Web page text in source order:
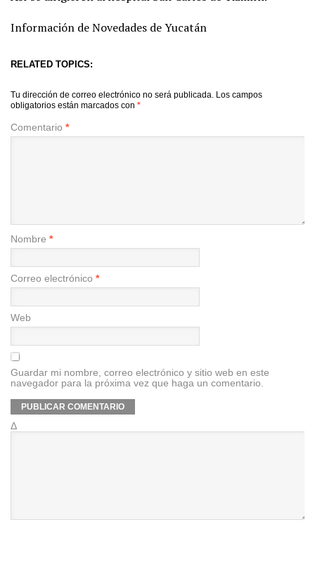
Información de Novedades de Yucatán
RELATED TOPICS:
Tu dirección de correo electrónico no será publicada. Los campos
obligatorios están marcados con *
Comentario *
Nombre *
Correo electrónico *
Web
Guardar mi nombre, correo electrónico y sitio web en este
navegador para la próxima vez que haga un comentario.
Δ